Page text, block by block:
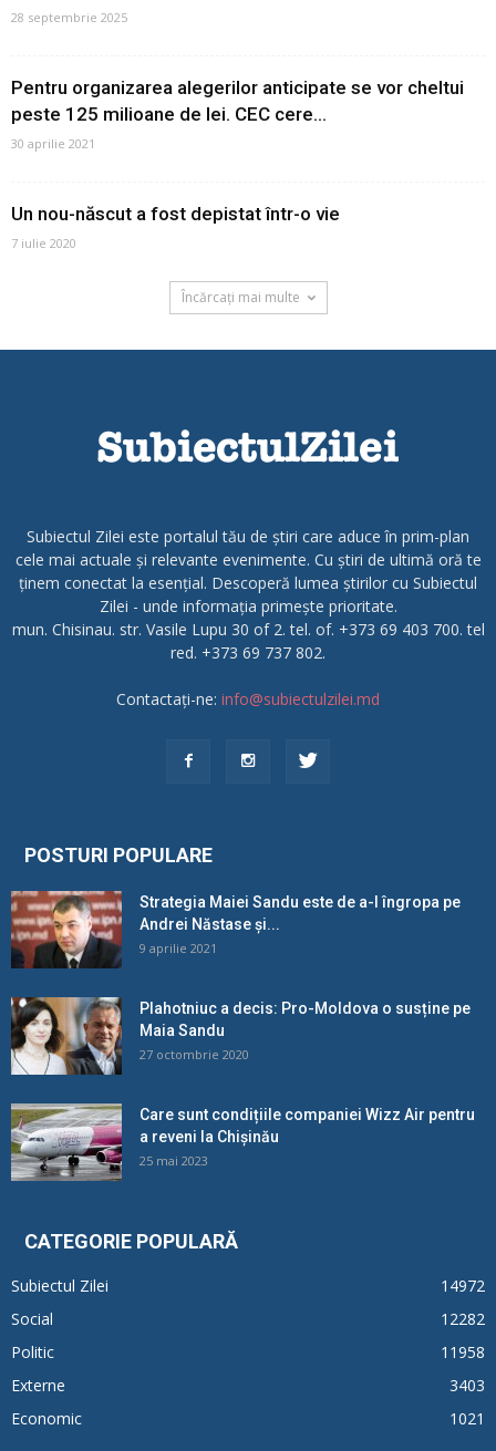
28 septembrie 2025
Pentru organizarea alegerilor anticipate se vor cheltui
peste 125 milioane de lei. CEC cere...
30 aprilie 2021
Un nou-născut a fost depistat într-o vie
7 iulie 2020
Încărcați mai multe
Subiectul Zilei este portalul tău de știri care aduce în prim-plan
cele mai actuale și relevante evenimente. Cu știri de ultimă oră te
ținem conectat la esențial. Descoperă lumea știrilor cu Subiectul
Zilei - unde informația primește prioritate.
mun. Chisinau. str. Vasile Lupu 30 of 2. tel. of. +373 69 403 700. tel
red. +373 69 737 802.
Contactați-ne: info@subiectulzilei.md
POSTURI POPULARE
Strategia Maiei Sandu este de a-l îngropa pe
Andrei Năstase și...
9 aprilie 2021
Plahotniuc a decis: Pro-Moldova o susține pe
Maia Sandu
27 octombrie 2020
Care sunt condițiile companiei Wizz Air pentru
a reveni la Chișinău
25 mai 2023
CATEGORIE POPULARĂ
Subiectul Zilei
14972
Social
12282
Politic
11958
Externe
3403
Economic
1021